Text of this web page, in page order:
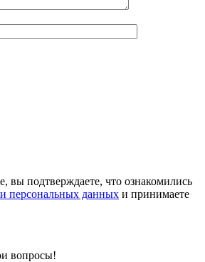
подтверждаете, что ознакомились
персональных данных и принимаете
вопросы!